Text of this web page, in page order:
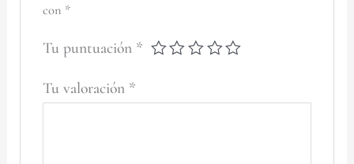
con *
Tu puntuación *
Tu valoración *